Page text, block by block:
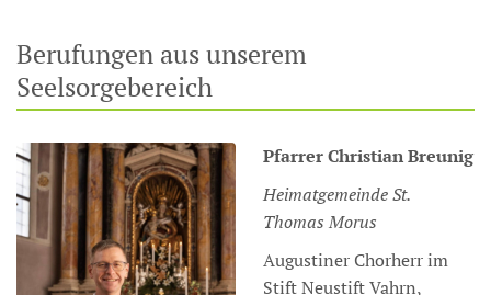
Berufungen aus unserem
Seelsorgebereich
PfarrerChristianBreunig
Heimatgemeinde St.
Thomas Morus
Augustiner Chorherr im
Stift Neustift Vahrn,